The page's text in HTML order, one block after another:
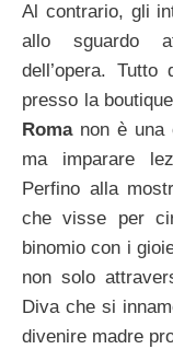
Al contrario, gli
allo sguardo
dell’opera.
presso la
Romanon è una
ma imparare
Perfino alla
che visse per
binomio con i
non solo
Diva che si
divenire madre